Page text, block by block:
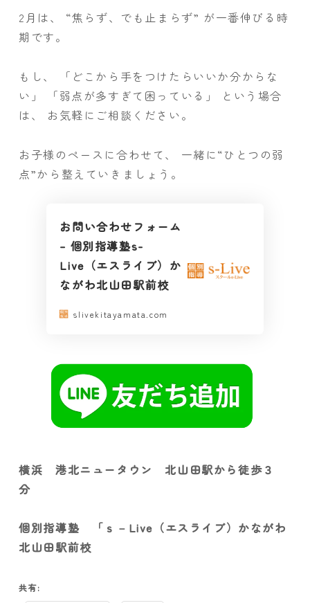
2月は、 “焦らず、でも止まらず” が一番伸びる時
期です。
もし、 「どこから手をつけたらいいか分からな
い」 「弱点が多すぎて困っている」 という場合
は、 お気軽にご相談ください。
お子様のペースに合わせて、 一緒に“ひとつの弱
点”から整えていきましょう。
お問い合わせフォーム
– 個別指導塾s-
Live（エスライブ）か
ながわ北山田駅前校
slivekitayamata.com
横浜 港北ニュータウン 北山田駅から徒歩３
分
個別指導塾 「ｓ－Live（エスライブ）かながわ
北山田駅前校
共有: